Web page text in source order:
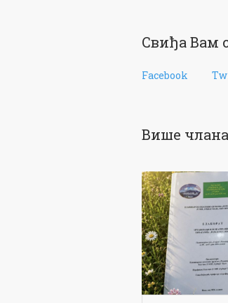
Свиђа Вам
Facebook
Више